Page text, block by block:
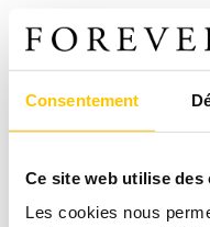
Consentement
Ce site web utilise des
Les cookies nous